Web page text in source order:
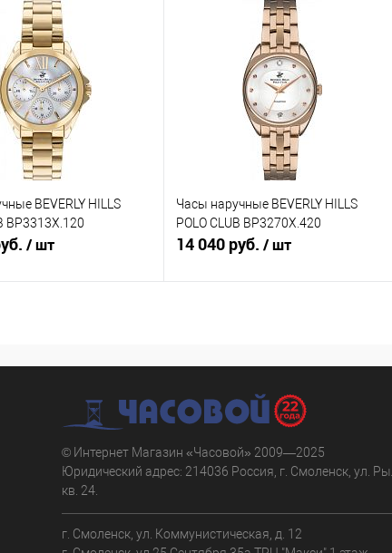
В корзину
в 1 клик
К сравнению
В наличии
В корзину
Купить в 1 клик
В избранное
В наличии
BEVERLY HILLS
BP3313X.120
/ шт
1 клик
К сравнению
В наличии
Часы наручные BEVERLY HILLS
POLO CLUB BP3270X.420
14 040 руб. / шт
Купить в 1 клик
К сравнению
В избранное
© Интернет Магазин «Часовой» 2009—2025
Юридический адрес: 214036 Россия, г. Смоленск, ул.
кв. 24.
г. Смоленск, ул. Коммунистическая, д. 12